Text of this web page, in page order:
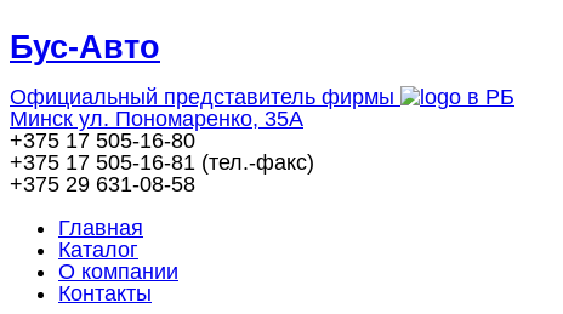
Бус-Авто
Официальный представитель фирмы
в РБ
Минск ул. Пономаренко, 35А
+375 17 505-16-80
+375 17 505-16-81 (тел.-факс)
+375 29 631-08-58
Главная
Каталог
О компании
Контакты